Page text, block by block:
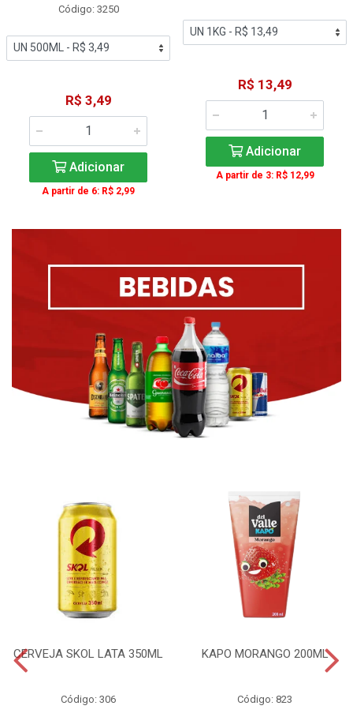
Código: 3250
R$ 3,49
Adicionar
A partir de 6: R$ 2,99
R$ 13,49
Adicionar
A partir de 3: R$ 12,99
CERVEJA SKOL LATA 350ML
Código: 306
KAPO MORANGO 200ML
Código: 823